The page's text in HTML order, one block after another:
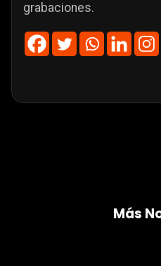
grabaciones.
Más